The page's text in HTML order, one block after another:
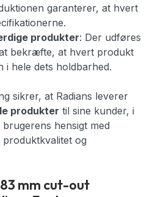
garanterer, at hvert
produkter: Der udføres
bekræfte, at hvert produkt
i hele dets holdbarhed.
sikrer, at Radians leverer
produkter til sine kunder, i
hensigt med
og
mm cut-out